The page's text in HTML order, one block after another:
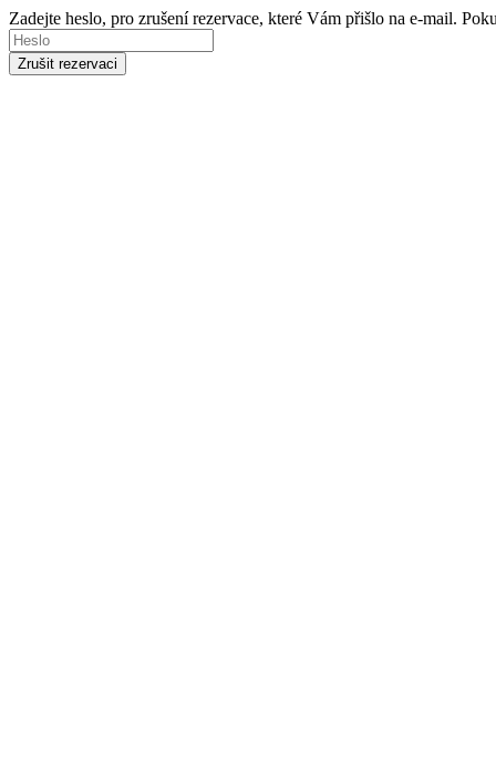
Zadejte heslo, pro zrušení rezervace, které Vám přišlo na e-mail.
Zrušit rezervaci